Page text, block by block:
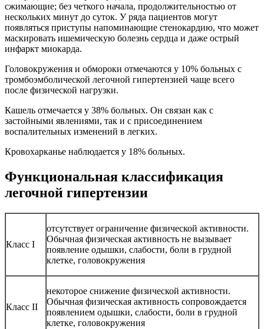
сжимающие; без четкого начала, продолжительностью от
нескольких минут до суток. У ряда пациентов могут
появляться приступы напоминающие стенокардию, что может
маскировать ишемическую болезнь сердца и даже острый
инфаркт миокарда.
Головокружения и обмороки отмечаются у 10% больных с
тромбоэмболической легочной гипертензией чаще всего
после физической нагрузки.
Кашель отмечается у 38% больных. Он связан как с
застойными явлениями, так и с присоединением
воспалительных изменений в легких.
Кровохарканье наблюдается у 18% больных.
Функциональная классификация
легочной гипертензии
Класс I
отсутствует ограничение физической активности.
Обычная физическая активность не вызывает
появление одышки, слабости, боли в грудной
клетке, головокружения
Класс II
некоторое снижение физической активности.
Обычная физическая активность сопровождается
появлением одышки, слабости, боли в грудной
клетке, головокружения